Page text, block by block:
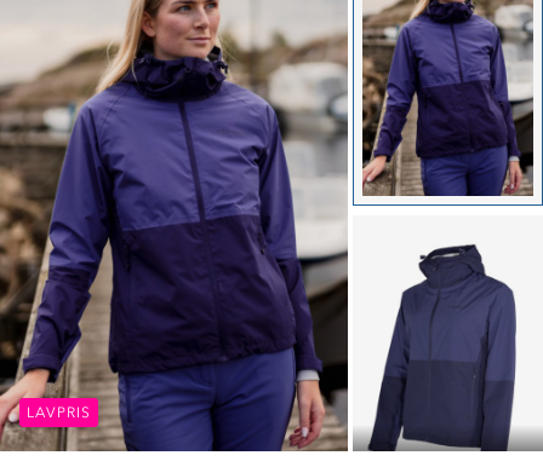
LAVPRIS LAVPRIS
LAVPRIS